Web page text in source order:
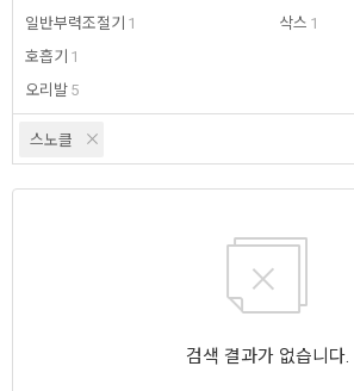
일반부력조절기 1
호흡기 1
오리발 5
삭스 1
스노클
검색 결과가 없습니다.